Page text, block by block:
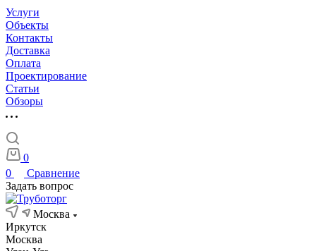
Услуги
Объекты
Контакты
Доставка
Оплата
Проектирование
Статьи
Обзоры
0
0
Сравнение
Задать вопрос
Москва
Иркутск
Москва